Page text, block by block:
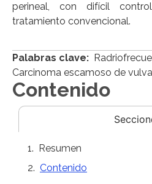
perineal, con difícil
tratamiento convencional.
Palabras clave:
Carcinoma escamoso de
Contenido
Resumen
Contenido